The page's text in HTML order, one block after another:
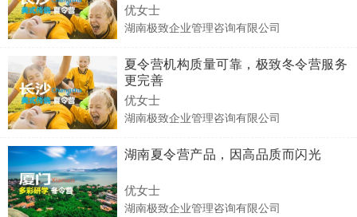
优女士
湖南极致企业管理咨询有限公司
夏令营机构质量可靠，极致冬令营服务
更完善
优女士
湖南极致企业管理咨询有限公司
湖南夏令营产品，因高品质而闪光
优女士
湖南极致企业管理咨询有限公司